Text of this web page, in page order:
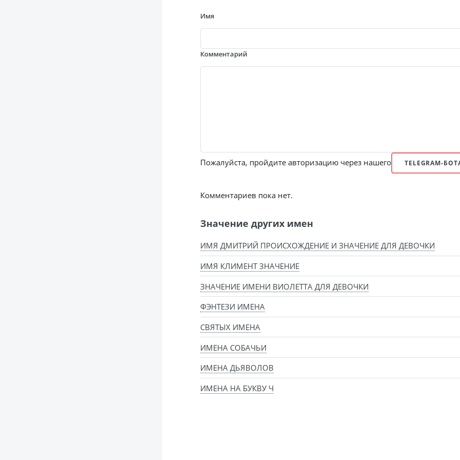
Имя
Комментарий
Пожалуйста, пройдите авторизацию через нашего TELEGRAM-
Комментариев пока нет.
Значение других имен
ИМЯ ДМИТРИЙ ПРОИСХОЖДЕНИЕ И ЗНАЧЕНИЕ ДЛЯ ДЕВОЧКИ
ИМЯ КЛИМЕНТ ЗНАЧЕНИЕ
ЗНАЧЕНИЕ ИМЕНИ ВИОЛЕТТА ДЛЯ ДЕВОЧКИ
ФЭНТЕЗИ ИМЕНА
СВЯТЫХ ИМЕНА
ИМЕНА СОБАЧЬИ
ИМЕНА ДЬЯВОЛОВ
ИМЕНА НА БУКВУ Ч